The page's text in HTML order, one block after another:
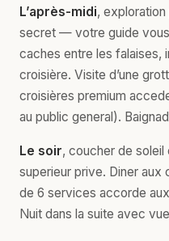
L’après-midi,
secret — votre guide
caches entre les falaises,
croisière. Visite d’une
croisières premium
au public general).
Le soir, coucher de soleil
superieur prive. Diner aux
de 6 services accorde
Nuit dans la suite avec